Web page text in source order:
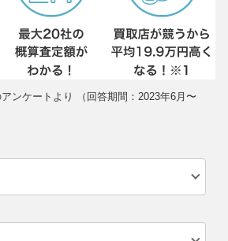
ンケートより （回答期間：2023年6月〜